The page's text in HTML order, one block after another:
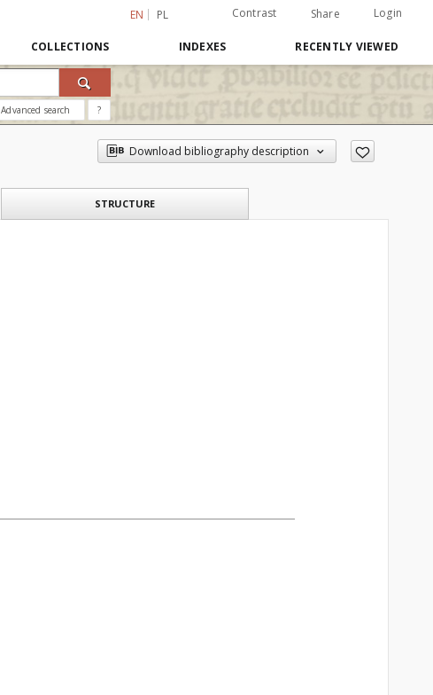
EN PL Contrast Share Login
COLLECTIONS INDEXES RECENTLY VIEWED
Advanced search ?
Download bibliography description
STRUCTURE